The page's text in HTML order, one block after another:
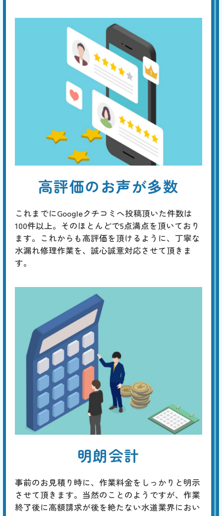
高評価のお声が多数
これまでにGoogleクチコミへ投稿頂いた件数は
100件以上。そのほとんどで5点満点を頂いており
ます。これからも高評価を頂けるように、丁寧な
水漏れ修理作業を、誠心誠意対応させて頂きま
す。
明朗会計
事前のお見積り時に、作業料金をしっかりと明示
させて頂きます。当然のことのようですが、作業
終了後に高額請求が後を絶たない水道業界におい